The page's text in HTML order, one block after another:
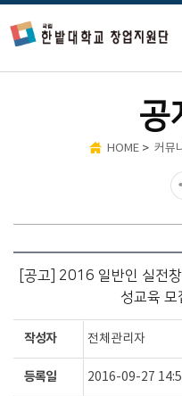
공
HOME > 커뮤
[공고] 2016 일반인 실전
성교육
작성자 전체관리자
등록일 2016-09-27